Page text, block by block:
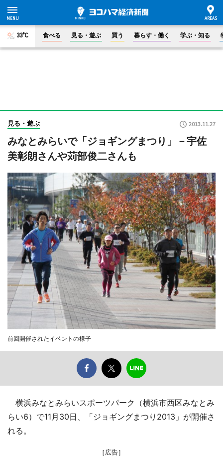
33°C 食べる 見る・遊ぶ 買う 暮らす・働く 学ぶ・知る
見る・遊ぶ 2013.11.27
みなとみらいで「ジョギングまつり」－宇佐
美彰朗さんや苅部俊二さんも
前回開催されたイベントの様子
横浜みなとみらいスポーツパーク（横浜市西区みなとみ
らい6）で11月30日、「ジョギングまつり2013」が開催さ
れる。
［広告］